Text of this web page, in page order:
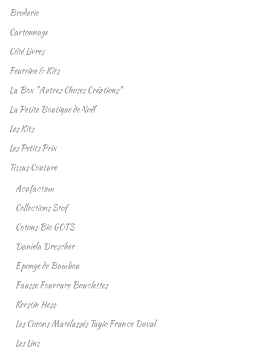
Broderie
Cartonnage
Côté Livres
Feutrine & Kits
La Box "Autres Choses Créations"
La Petite Boutique de Noël
Les Kits
Les Petits Prix
Tissus Couture
Acufactum
Collections Stof
Cotons Bio GOTS
Daniela Drescher
Eponge de Bambou
Fausse Fourrure Bouclettes
Kerstin Hess
Les Cotons Matelassés Tayio France Duval
Les Lins